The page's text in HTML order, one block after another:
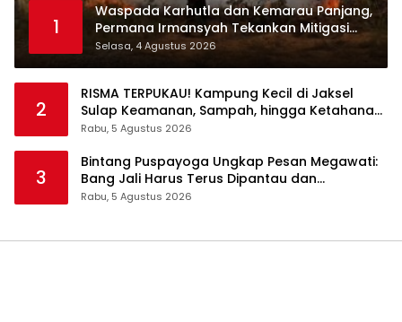
1
Waspada Karhutla dan Kemarau Panjang,
Permana Irmansyah Tekankan Mitigasi
Berbasis Komunitas
Selasa, 4 Agustus 2026
2
RISMA TERPUKAU! Kampung Kecil di Jaksel
Sulap Keamanan, Sampah, hingga Ketahanan
Pangan Jadi Satu Sistem
Rabu, 5 Agustus 2026
3
Bintang Puspayoga Ungkap Pesan Megawati:
Bang Jali Harus Terus Dipantau dan
Dikembangkan
Rabu, 5 Agustus 2026